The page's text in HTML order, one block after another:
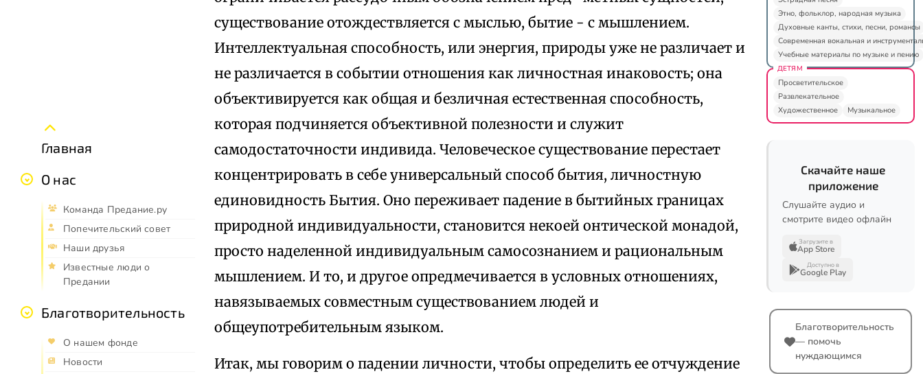
Главная
О нас
Команда Предание.ру
Попечительский совет
Наши друзья
Известные люди о
Предании
Благотворительность
О нашем фонде
Новости
существование отождествляется с мыслью, бытие - с мышлением.
Интеллектуальная способность, или энергия, природы уже не различает и
не различается в событии отношения как личностная инаковость; она
объективируется как общая и безличная естественная способность,
которая подчиняется объективной полезности и служит
самодостаточности индивида. Человеческое существование перестает
концентрировать в себе универсальный способ бытия, личностную
единовидность Бытия. Оно переживает падение в бытийных границах
природной индивидуальности, становится некоей онтической монадой,
просто наделенной индивидуальным самосознанием и рациональным
мышлением. И то, и другое опредмечивается в условных отношениях,
навязываемых совместным существованием людей и
общеупотребительным языком.
Итак, мы говорим о падении личности, чтобы определить ее отчуждение
Этно, фольклор, народная музыка
Духовные канты, стихи, песни, романсы
Современная вокальная и
Учебные материалы по музыке и пению
ДЕТЯМ
Просветительское
Развлекательное
Художественное
Музыкальное
Скачайте наше
приложение
Слушайте аудио и
смотрите видео офлайн
Загрузите в
App Store
Доступно в
Google Play
Благотворительность
— помочь
нуждающимся